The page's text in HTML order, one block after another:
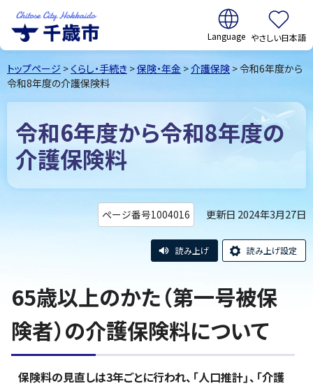
千歳市Chitose
City Hokkaido
翻訳:
やさしい日本語
トップページ > くらし・手続き >保険・年金 >介護保険 > 令和6年度から
令和8年度の介護保険料
令和6年度から令和8年度の
介護保険料
ページ番号1004016 更新日 2024年3月27日
読み上げ 読み上げ設定
65歳以上のかた（第一号被保
険者）の介護保険料について
保険料の見直しは3年ごとに行われ、「人口推計」、「介護